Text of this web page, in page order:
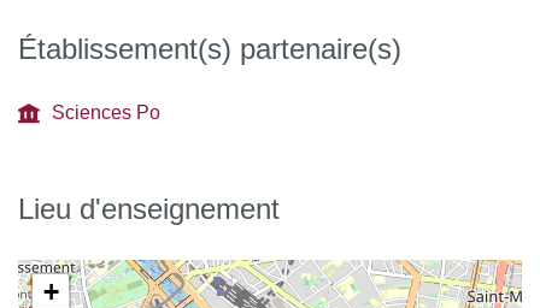
Établissement(s) partenaire(s)
Sciences Po
Lieu d'enseignement
+